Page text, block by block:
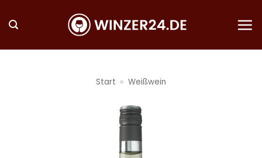
Inhalt
Start » Weißwein